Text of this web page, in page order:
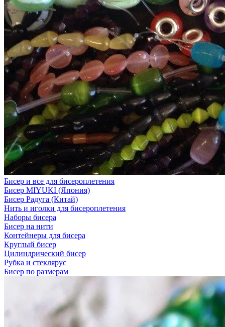
Бисер и все для бисероплетения
Бисер MIYUKI (Япония)
Бисер Радуга (Китай)
Нить и иголки для бисероплетения
Наборы бисера
Бисер на нити
Контейнеры для бисера
Круглый бисер
Цилиндрический бисер
Рубка и стеклярус
Бисер по размерам